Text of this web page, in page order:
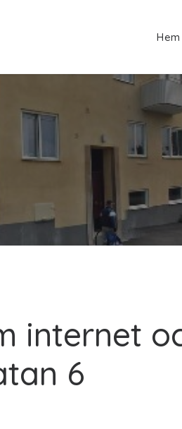
Hem
internet
6